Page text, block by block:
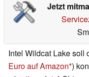
Jetzt
Intel Wildcat Lake soll
Euro auf Amazon )